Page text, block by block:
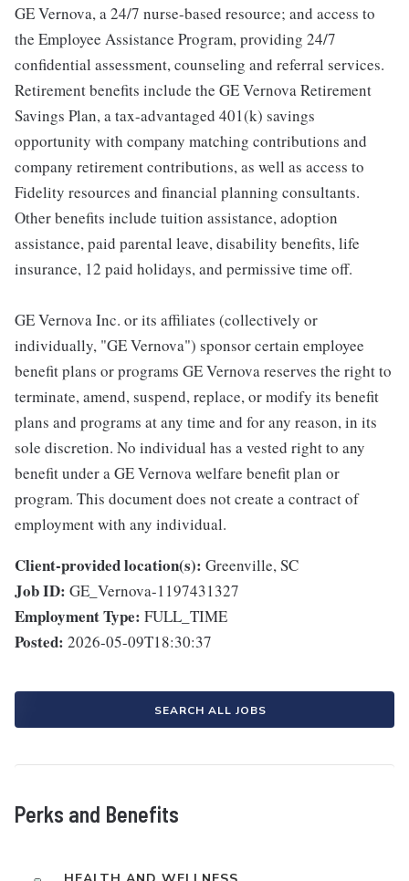
GE Vernova, a 24/7 nurse-based resource; and access to
the Employee Assistance Program, providing 24/7
confidential assessment, counseling and referral services.
Retirement benefits include the GE Vernova Retirement
Savings Plan, a tax-advantaged 401(k) savings
opportunity with company matching contributions and
company retirement contributions, as well as access to
Fidelity resources and financial planning consultants.
Other benefits include tuition assistance, adoption
assistance, paid parental leave, disability benefits, life
insurance, 12 paid holidays, and permissive time off.
GE Vernova Inc. or its affiliates (collectively or
individually, "GE Vernova") sponsor certain employee
benefit plans or programs GE Vernova reserves the right to
terminate, amend, suspend, replace, or modify its benefit
plans and programs at any time and for any reason, in its
sole discretion. No individual has a vested right to any
benefit under a GE Vernova welfare benefit plan or
program. This document does not create a contract of
employment with any individual.
Client-provided location(s): Greenville, SC
Job ID: GE_Vernova-1197431327
Employment Type: FULL_TIME
Posted: 2026-05-09T18:30:37
SEARCH ALL JOBS
Perks and Benefits